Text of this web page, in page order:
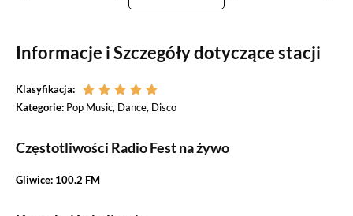
Informacje i Szczegóły dotyczące stacji
Klasyfikacja:
Kategorie: Pop Music, Dance, Disco
Częstotliwości Radio Fest na żywo
Gliwice: 100.2 FM